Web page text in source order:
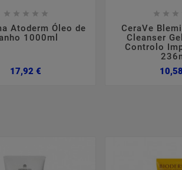
    
Atoderm Óleo de
1000ml
17,92 €
  
CeraVe
Cleanser
Controlo